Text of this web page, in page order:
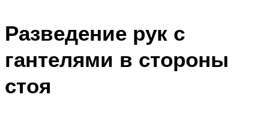
Разведение рук с
гантелями в стороны
стоя